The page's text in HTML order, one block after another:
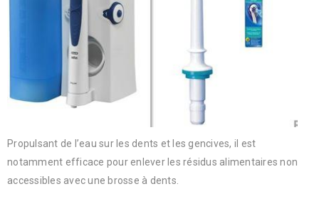
Propulsant de l’eau sur les dents et les gencives, il est
notamment efficace pour enlever les résidus alimentaires non
accessibles avec une brosse à dents.